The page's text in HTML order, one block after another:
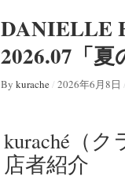
DANIELLE
2026.07「
By kurache/ 2026年6月8日
kuraché（
店者紹介